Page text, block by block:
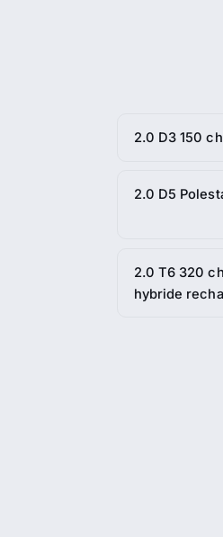
2.0 D3 150
2.0 D5
2.0 T6 320
hybride